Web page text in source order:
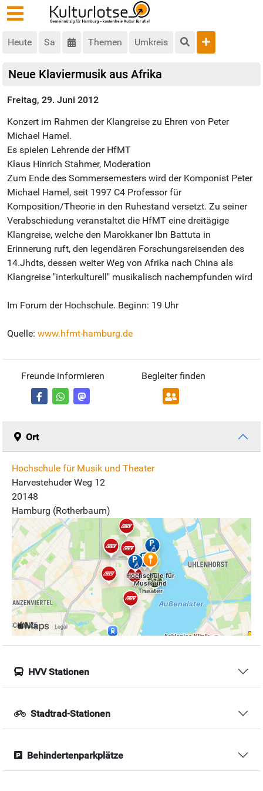
Heute Sa Themen Umkreis
Neue Klaviermusik aus Afrika
Freitag, 29. Juni 2012
Konzert im Rahmen der Klangreise zu Ehren von Peter
Michael Hamel.
Es spielen Lehrende der HfMT
Klaus Hinrich Stahmer, Moderation
Zum Ende des Sommersemesters wird der Komponist Peter
Michael Hamel, seit 1997 C4 Professor für
Komposition/Theorie in den Ruhestand versetzt. Zu seiner
Verabschiedung veranstaltet die HfMT eine dreitägige
Klangreise, welche den Marokkaner Ibn Battuta in
Erinnerung ruft, den legendären Forschungsreisenden des
14.Jhdts, dessen weiter Weg von Afrika nach China als
Klangreise "interkulturell" musikalisch nachempfunden wird
Im Forum der Hochschule. Beginn: 19 Uhr
Quelle: www.hfmt-hamburg.de
Freunde informieren Begleiter finden
Ort
Hochschule für Musik und Theater
Harvestehuder Weg 12
20148
Hamburg (Rotherbaum)
HVV Stationen
Stadtrad-Stationen
Behindertenparkplätze